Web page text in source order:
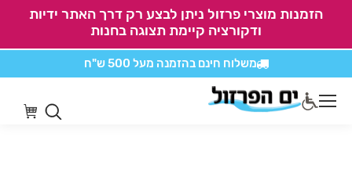
הזמנות מוצרי פרזול ניתן לבצע רק דרך האתר ידיות
ודקורציה קיימת תצוגה בחנות
משלוח חינם בהזמנה מעל 500 ש"ח